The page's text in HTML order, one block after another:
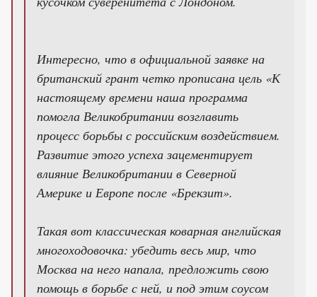
Интересно, что в официальной заявке на
британский грант четко прописана цель «К
настоящему времени наша программа
помогла Великобритании возглавить
процесс борьбы с российским воздействием.
Развитие этого успеха зацементирует
влияние Великобритании в Северной
Америке и Европе после «Брекзит».
Такая вот классическая коварная английская
многоходовочка: убедить весь мир, что
Москва на него напала, предложить свою
помощь в борьбе с ней, и под этим соусом